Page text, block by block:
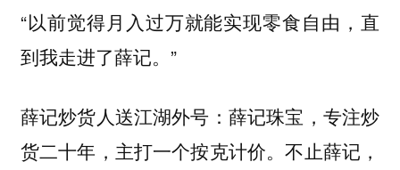
“以前觉得月入过万就能实现零食自由，直
到我走进了薛记。”
薛记炒货人送江湖外号： 薛记珠宝 ，专注炒
货二十年，主打一个按克计价。不止薛记，